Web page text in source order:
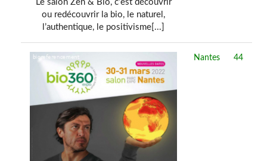
Le salon Zen & Bio, c’est découvrir
ou redécouvrir la bio, le naturel,
l’authentique, le positivisme[...]
Nantes 44